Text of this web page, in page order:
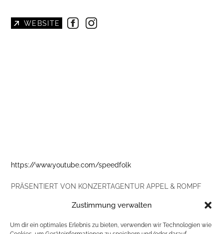
Zustimmung verwalten
Um dir ein optimales Erlebnis zu bieten, verwenden wir Technologien wie
WEBSITE
https://www.youtube.com/speedfolk
PRÄSENTIERT VON KONZERTAGENTUR APPEL & ROMPF
VVK 45 € / Einlass 19:00
TICKETSHOP THÜRINGEN